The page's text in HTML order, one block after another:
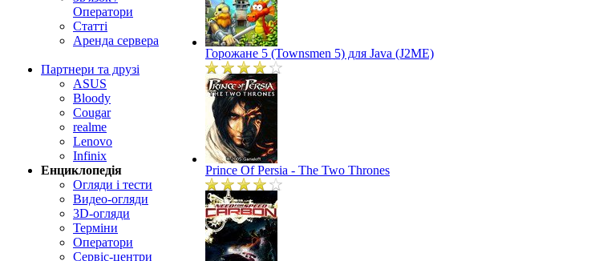
Оператори
Статті
Аренда сервера
Партнери та друзі
ASUS
Bloody
Cougar
realme
Lenovo
Infinix
Енциклопедія
Огляди і тести
Видео-огляди
3D-огляди
Терміни
Оператори
Сервіс-центри
Горожане 5 (Townsmen 5) для Java (J2ME)
Prince Of Persia - The Two Thrones